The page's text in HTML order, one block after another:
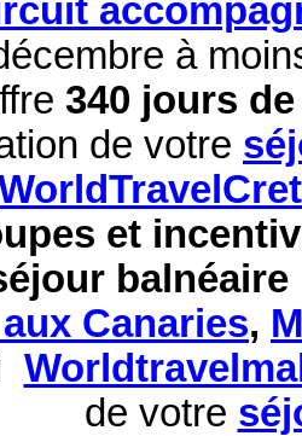
à
340 jours
de votre
et
balnéaire
Canaries,
de votre